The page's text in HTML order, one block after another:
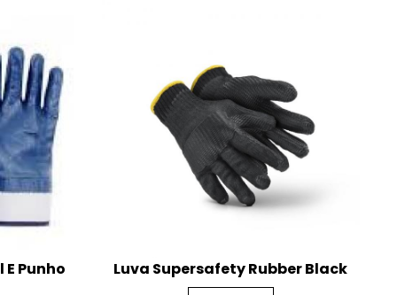
Punho
Luva Supersafety Rubber Black